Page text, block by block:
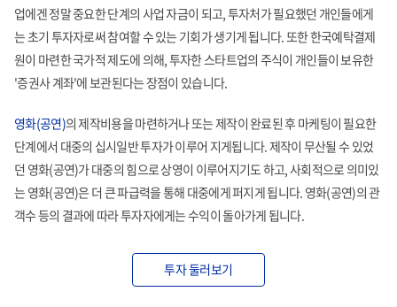
업에겐 정말 중요한 단계의 사업 자금이 되고, 투자처가 필요했던 개인들에게
는 초기 투자자로써 참여할 수 있는 기회가 생기게 됩니다. 또한 한국예탁결제
원이 마련한 국가적 제도에 의해, 투자한 스타트업의 주식이 개인들이 보유한
'증권사 계좌'에 보관된다는 장점이 있습니다.
영화(공연)의 제작비용을 마련하거나 또는 제작이 완료된 후 마케팅이 필요한
단계에서 대중의 십시일반 투자가 이루어 지게됩니다. 제작이 무산될 수 있었
던 영화(공연)가 대중의 힘으로 상영이 이루어지기도 하고, 사회적으로 의미있
는 영화(공연)은 더 큰 파급력을 통해 대중에게 퍼지게 됩니다. 영화(공연)의 관
객수 등의 결과에 따라 투자자에게는 수익이 돌아가게 됩니다.
투자 둘러보기